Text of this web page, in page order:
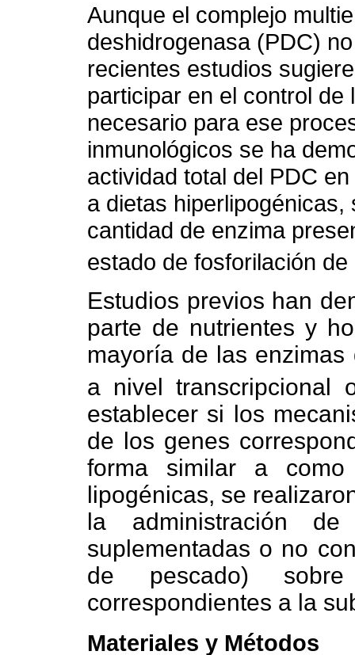
Aunque el complejo
deshidrogenasa (PDC)
recientes estudios
participar en el control de
necesario para ese
inmunológicos se ha
actividad total del PDC
a dietas
cantidad de enzima
estado de fosforilación
Estudios previos han
parte de nutrientes y
mayoría de las
a nivel transcripcional
establecer si los
de los genes
forma similar a
lipogénicas, se
la administración
suplementadas o no
de pescado)
correspondientes a la
Materiales y Métodos